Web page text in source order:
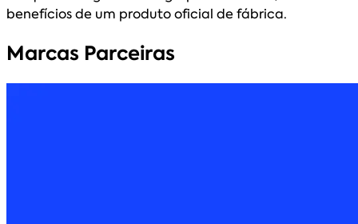
benefícios de um produto oficial de fábrica.
Marcas Parceiras